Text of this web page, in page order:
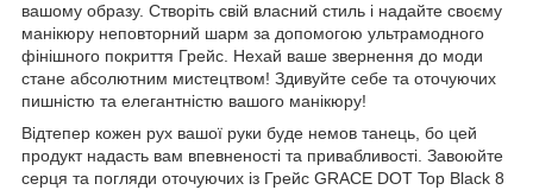
вашому образу. Створіть свій власний стиль і надайте своєму
манікюру неповторний шарм за допомогою ультрамодного
фінішного покриття Грейс. Нехай ваше звернення до моди
стане абсолютним мистецтвом! Здивуйте себе та оточуючих
пишністю та елегантністю вашого манікюру!
Відтепер кожен рух вашої руки буде немов танець, бо цей
продукт надасть вам впевненості та привабливості. Завоюйте
серця та погляди оточуючих із Грейс GRACE DOT Top Black 8